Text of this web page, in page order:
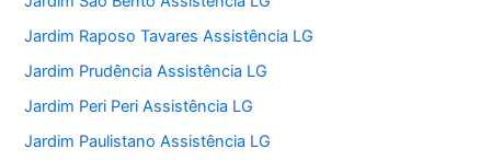
Jardim Raposo Tavares Assistência LG
Jardim Prudência Assistência LG
Jardim Peri Peri Assistência LG
Jardim Paulistano Assistência LG